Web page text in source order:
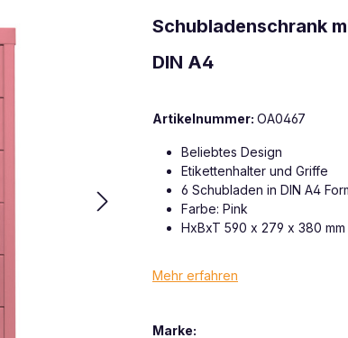
Schubladenschrank
DIN A4
Artikelnummer: OA0467
Beliebtes Design
Etikettenhalter und Griffe
6 Schubladen in DIN A4
Farbe: Pink
HxBxT 590 x 279 x 380 mm
Mehr erfahren
Marke: